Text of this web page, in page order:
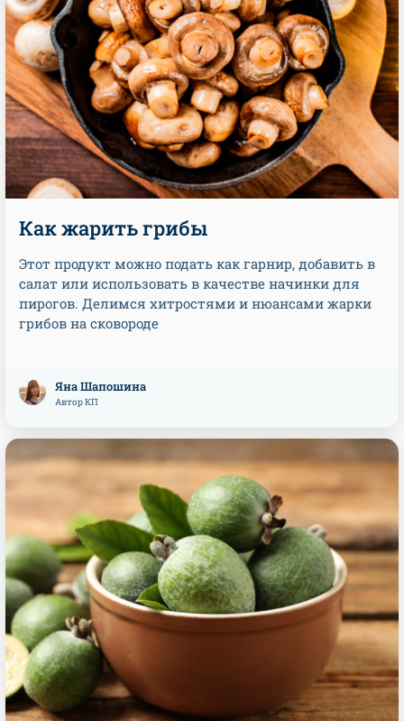
Как жарить грибы
Этот продукт можно подать как гарнир, добавить в
салат или использовать в качестве начинки для
пирогов. Делимся хитростями и нюансами жарки
грибов на сковороде
Яна Шапошина
Автор КП